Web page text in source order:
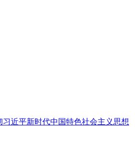
习近平新时代中国特色社会主义思想